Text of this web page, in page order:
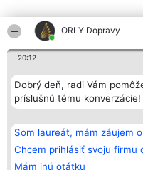
ORLY Dopravy
20:12
Dobrý deň, radi Vám
príslušnú tému konverzácie!
Som laureát, mám záujem
Chcem prihlásiť svoju firmu
Mám inú otátku
Organizátor hodnotenia
Bright Side Solutions sp. z o.
o. sp. k.
Wrocław 50-079
KRS 0000749100 | Regon
381313360 | NIP 8943132676
+48 508 492 400